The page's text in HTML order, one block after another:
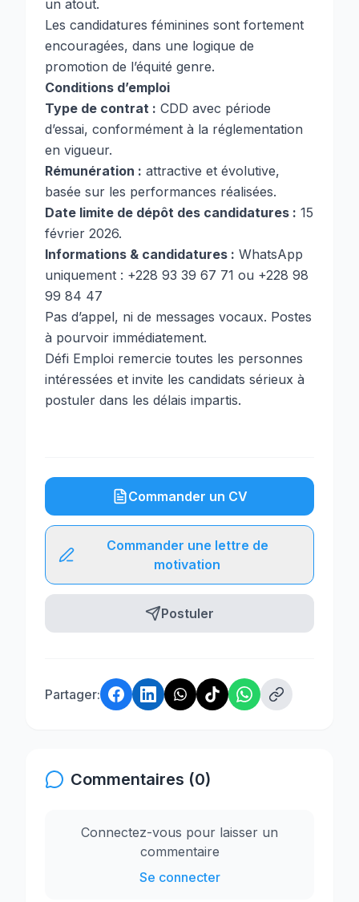
un atout.
Les candidatures féminines sont fortement
encouragées, dans une logique de
promotion de l’équité genre.
Conditions d’emploi
Type de contrat : CDD avec période
d’essai, conformément à la réglementation
en vigueur.
Rémunération : attractive et évolutive,
basée sur les performances réalisées.
Date limite de dépôt des candidatures : 15
février 2026.
Informations & candidatures : WhatsApp
uniquement : +228 93 39 67 71 ou +228 98
99 84 47
Pas d’appel, ni de messages vocaux. Postes
à pourvoir immédiatement.
Défi Emploi remercie toutes les personnes
intéressées et invite les candidats sérieux à
postuler dans les délais impartis.
Commander un CV
Commander une lettre de
motivation
Postuler
Partager:
Commentaires (0)
Connectez-vous pour laisser un
commentaire
Se connecter